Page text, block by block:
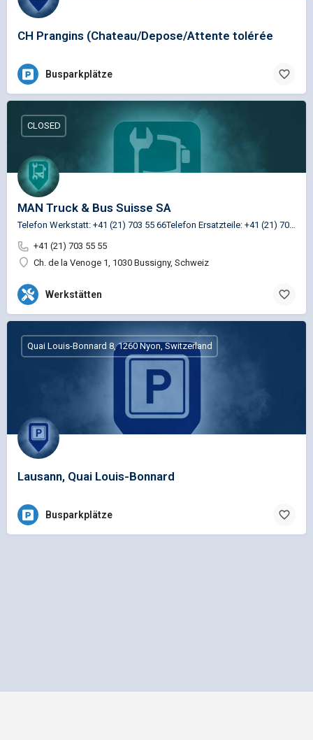
CH Prangins (Chateau/Depose/Attente tolérée
Busparkplätze
MAN Truck & Bus Suisse SA
+41 (21) 703 55 55
Ch. de la Venoge 1, 1030 Bussigny, Schweiz
CLOSED
Werkstätten
Lausann, Quai Louis-Bonnard
Quai Louis-Bonnard 8, 1260 Nyon, Switzerland
Busparkplätze